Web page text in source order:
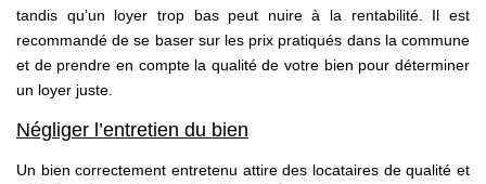
tandis qu’un loyer trop bas peut nuire à la rentabilité. Il est
recommandé de se baser sur les prix pratiqués dans la commune
et de prendre en compte la qualité de votre bien pour déterminer
un loyer juste.
Négliger l’entretien du bien
Un bien correctement entretenu attire des locataires de qualité et